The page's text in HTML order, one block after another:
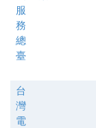
服
務
總
臺
台
灣
電